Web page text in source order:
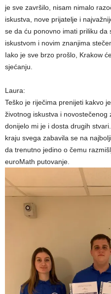
je sve završilo, nisam nimalo
iskustva, nove prijatelje i
se da ću ponovno imati priliku
iskustvom i novim znanjima
Iako je sve brzo prošlo, Krakow
sjećanju.
Laura:
Teško je riječima prenijeti kakvo
životnog iskustva i
donijelo mi je i dosta drugih
kraju svega zabavila se na
da trenutno jedino o čemu
euroMath putovanje.